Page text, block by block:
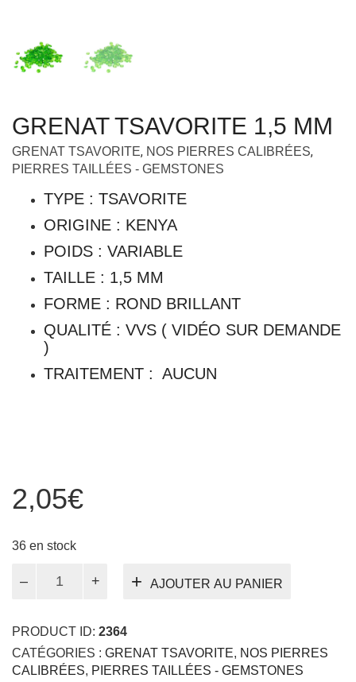
GRENAT TSAVORITE 1,5 MM
GRENAT TSAVORITE, NOS PIERRES CALIBRÉES,
PIERRES TAILLÉES - GEMSTONES
TYPE : TSAVORITE
ORIGINE : KENYA
POIDS : VARIABLE
TAILLE : 1,5 MM
FORME : ROND BRILLANT
QUALITÉ : VVS ( VIDÉO SUR DEMANDE
)
TRAITEMENT : AUCUN
2,05€
36 en stock
Tsavorite
mm
AJOUTER AU PANIER
PRODUCT ID: 2364
CATÉGORIES : GRENAT TSAVORITE, NOS PIERRES
CALIBRÉES, PIERRES TAILLÉES - GEMSTONES